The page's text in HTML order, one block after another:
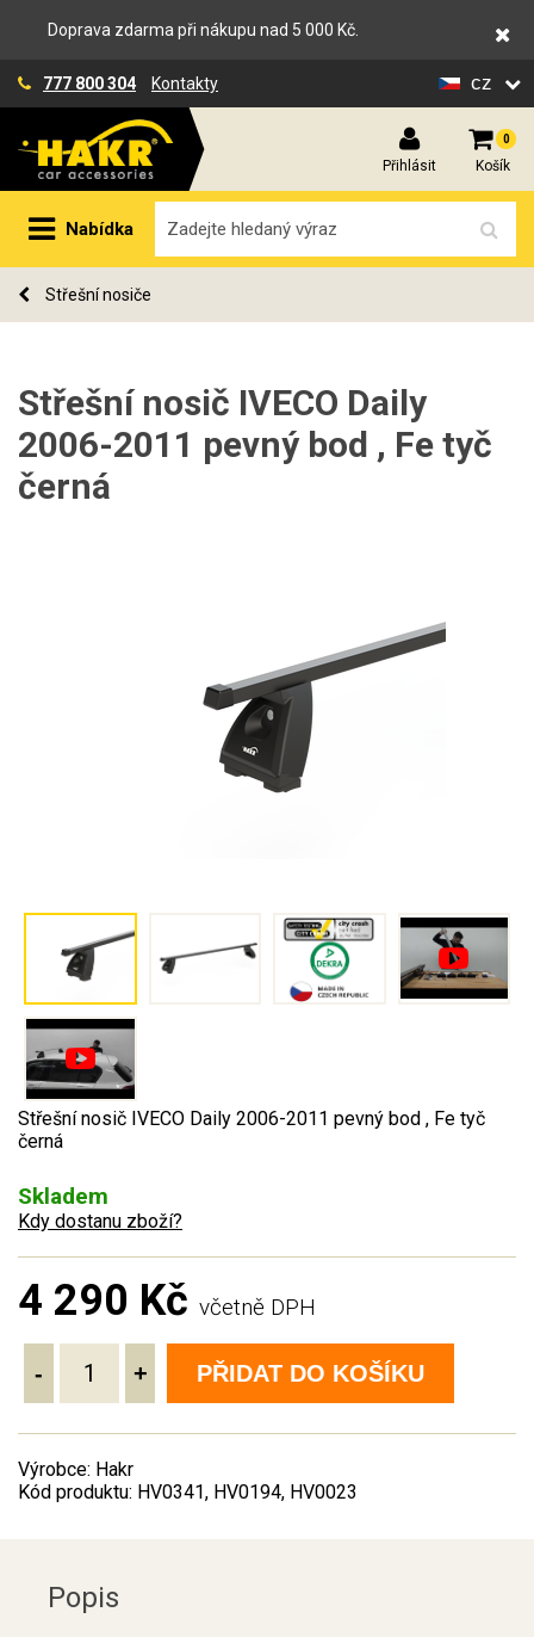
Doprava zdarma při nákupu nad 5 000 Kč.
777 800 304 Kontakty cz
Přihlásit
0
Košík
Nabídka
Střešní nosiče
Střešní nosič IVECO Daily
2006-2011 pevný bod , Fe tyč
černá
Střešní nosič IVECO Daily 2006-2011 pevný bod , Fe tyč
černá
Skladem
Kdy dostanu zboží?
4 290 Kč včetně DPH
- + PŘIDAT DO KOŠÍKU
Výrobce: Hakr
Kód produktu: HV0341, HV0194, HV0023
Popis